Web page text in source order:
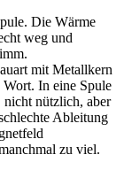
Die Wärme
weg und
mit Metallkern
In eine Spule
nicht nützlich, aber
Ableitung
zu viel.